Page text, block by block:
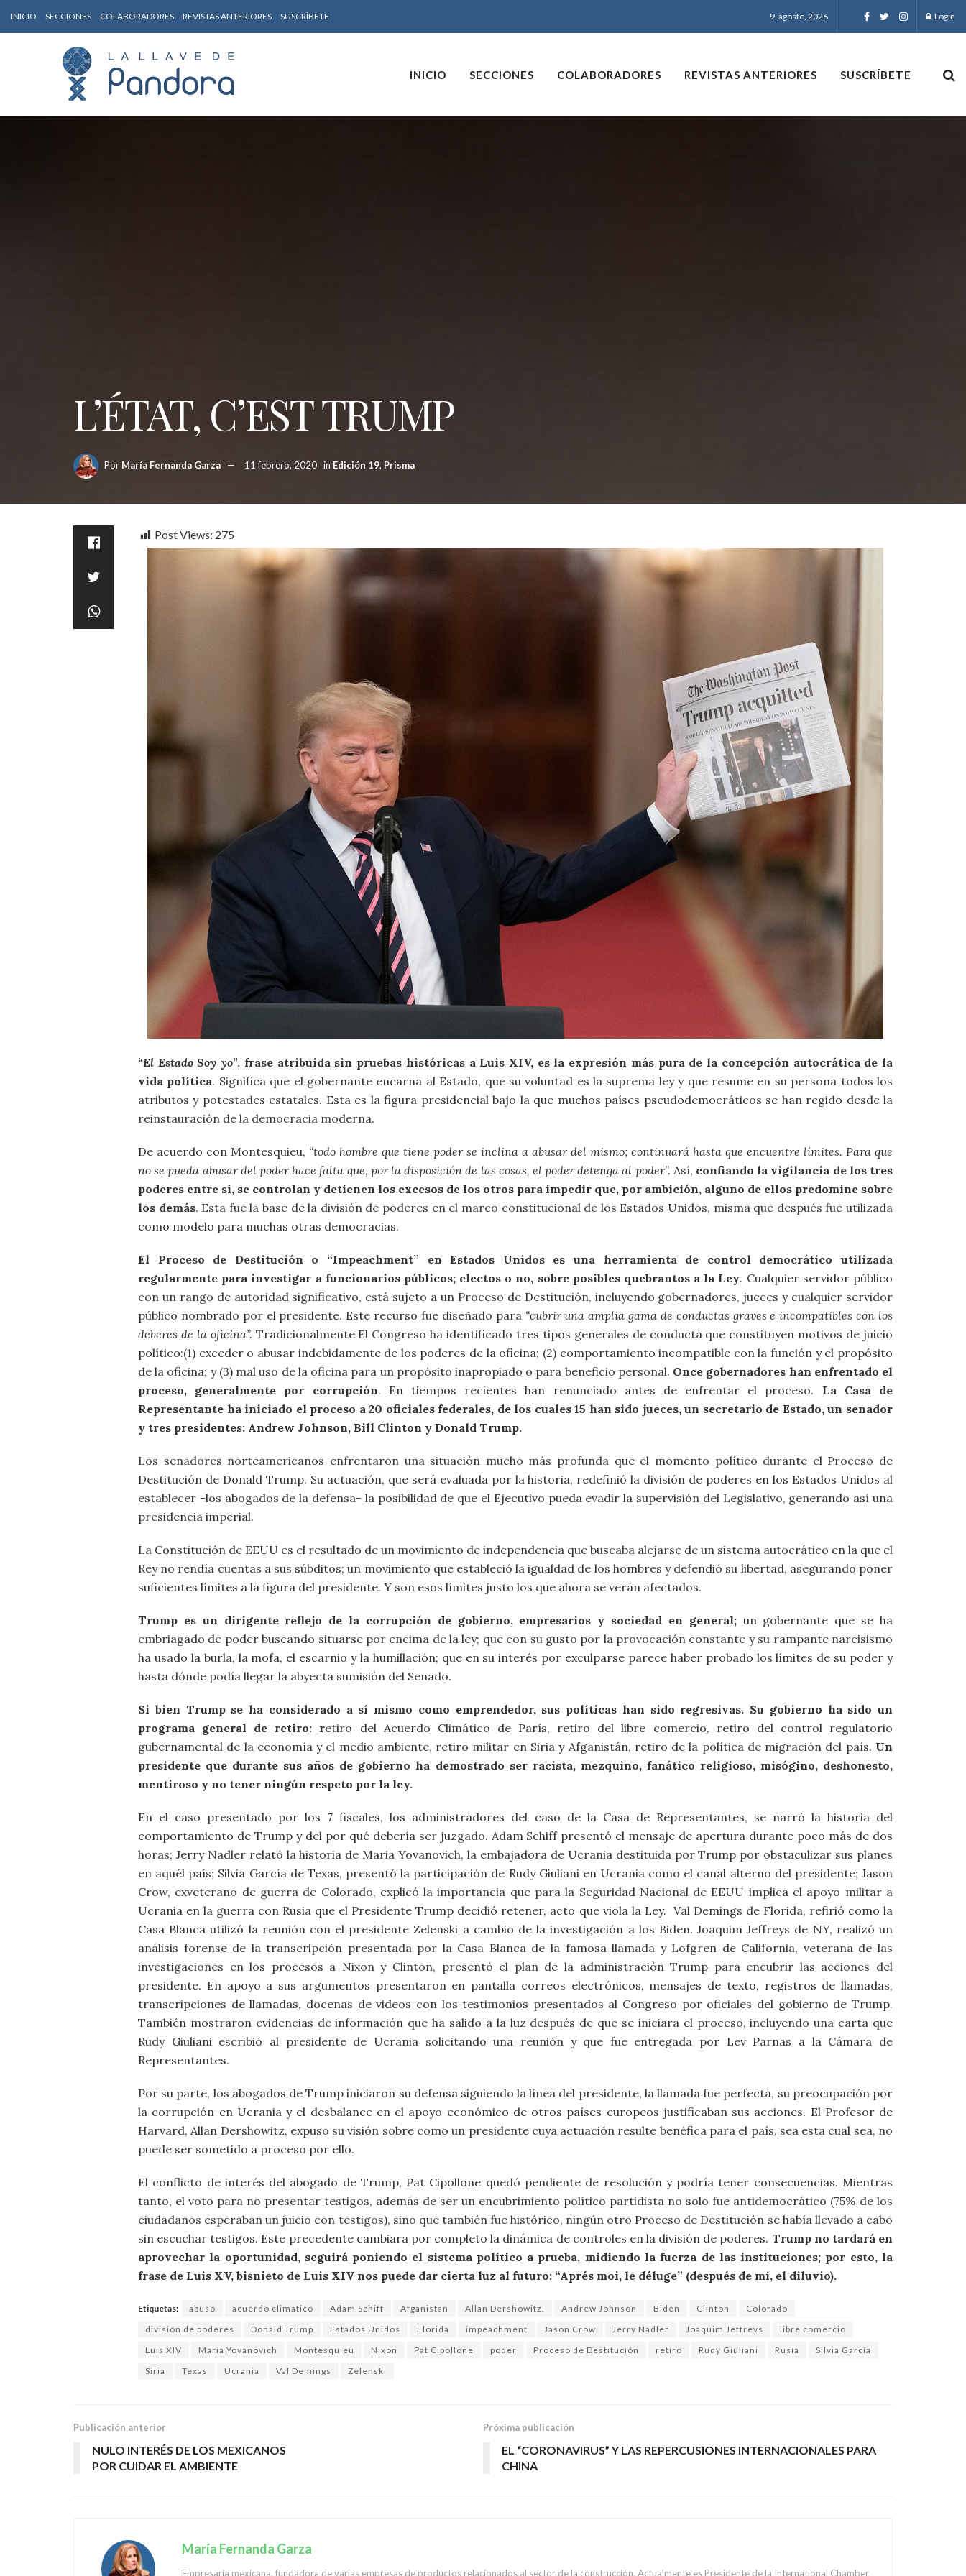
INICIO SECCIONES COLABORADORES REVISTAS ANTERIORES SUSCRÍBETE 9, agosto, 2026 Login
INICIO SECCIONES COLABORADORES REVISTAS ANTERIORES SUSCRÍBETE
L’ÉTAT, C’EST TRUMP
Por María Fernanda Garza 11 febrero, 2020 in Edición 19, Prisma
Post Views: 275
“El Estado Soy yo”, frase atribuida sin pruebas históricas a Luis XIV, es la expresión más pura de la concepción autocrática de la
vida política. Significa que el gobernante encarna al Estado, que su voluntad es la suprema ley y que resume en su persona todos los
atributos y potestades estatales. Esta es la figura presidencial bajo la que muchos países pseudodemocráticos se han regido desde la
reinstauración de la democracia moderna.
De acuerdo con Montesquieu, “todo hombre que tiene poder se inclina a abusar del mismo; continuará hasta que encuentre límites. Para que
no se pueda abusar del poder hace falta que, por la disposición de las cosas, el poder detenga al poder”. Así, confiando la vigilancia de los tres
poderes entre sí, se controlan y detienen los excesos de los otros para impedir que, por ambición, alguno de ellos predomine sobre
los demás. Esta fue la base de la división de poderes en el marco constitucional de los Estados Unidos, misma que después fue utilizada
como modelo para muchas otras democracias.
El Proceso de Destitución o “Impeachment” en Estados Unidos es una herramienta de control democrático utilizada
regularmente para investigar a funcionarios públicos; electos o no, sobre posibles quebrantos a la Ley. Cualquier servidor público
con un rango de autoridad significativo, está sujeto a un Proceso de Destitución, incluyendo gobernadores, jueces y cualquier servidor
público nombrado por el presidente. Este recurso fue diseñado para “cubrir una amplia gama de conductas graves e incompatibles con los
deberes de la oficina”. Tradicionalmente El Congreso ha identificado tres tipos generales de conducta que constituyen motivos de juicio
político:(1) exceder o abusar indebidamente de los poderes de la oficina; (2) comportamiento incompatible con la función y el propósito
de la oficina; y (3) mal uso de la oficina para un propósito inapropiado o para beneficio personal. Once gobernadores han enfrentado el
proceso, generalmente por corrupción. En tiempos recientes han renunciado antes de enfrentar el proceso. La Casa de
Representante ha iniciado el proceso a 20 oficiales federales, de los cuales 15 han sido jueces, un secretario de Estado, un senador
y tres presidentes: Andrew Johnson, Bill Clinton y Donald Trump.
Los senadores norteamericanos enfrentaron una situación mucho más profunda que el momento político durante el Proceso de
Destitución de Donald Trump. Su actuación, que será evaluada por la historia, redefinió la división de poderes en los Estados Unidos al
establecer -los abogados de la defensa- la posibilidad de que el Ejecutivo pueda evadir la supervisión del Legislativo, generando así una
presidencia imperial.
La Constitución de EEUU es el resultado de un movimiento de independencia que buscaba alejarse de un sistema autocrático en la que el
Rey no rendía cuentas a sus súbditos; un movimiento que estableció la igualdad de los hombres y defendió su libertad, asegurando poner
suficientes límites a la figura del presidente. Y son esos límites justo los que ahora se verán afectados.
Trump es un dirigente reflejo de la corrupción de gobierno, empresarios y sociedad en general;un gobernante que se ha
embriagado de poder buscando situarse por encima de la ley; que con su gusto por la provocación constante y su rampante narcisismo
ha usado la burla, la mofa, el escarnio y la humillación; que en su interés por exculparse parece haber probado los límites de su poder y
hasta dónde podía llegar la abyecta sumisión del Senado.
Si bien Trump se ha considerado a sí mismo como emprendedor, sus políticas han sido regresivas. Su gobierno ha sido un
programa general de retiro: retiro del Acuerdo Climático de París, retiro del libre comercio, retiro del control regulatorio
gubernamental de la economía y el medio ambiente, retiro militar en Siria y Afganistán, retiro de la política de migración del país. Un
presidente que durante sus años de gobierno ha demostrado ser racista, mezquino, fanático religioso, misógino, deshonesto,
mentiroso y no tener ningún respeto por la ley.
En el caso presentado por los 7 fiscales, los administradores del caso de la Casa de Representantes, se narró la historia del
comportamiento de Trump y del por qué debería ser juzgado. Adam Schiff presentó el mensaje de apertura durante poco más de dos
horas; Jerry Nadler relató la historia de Maria Yovanovich, la embajadora de Ucrania destituida por Trump por obstaculizar sus planes
en aquél país; Silvia García de Texas, presentó la participación de Rudy Giuliani en Ucrania como el canal alterno del presidente; Jason
Crow, exveterano de guerra de Colorado, explicó la importancia que para la Seguridad Nacional de EEUU implica el apoyo militar a
Ucrania en la guerra con Rusia que el Presidente Trump decidió retener, acto que viola la Ley. Val Demings de Florida, refirió como la
Casa Blanca utilizó la reunión con el presidente Zelenski a cambio de la investigación a los Biden. Joaquim Jeffreys de NY, realizó un
análisis forense de la transcripción presentada por la Casa Blanca de la famosa llamada y Lofgren de California, veterana de las
investigaciones en los procesos a Nixon y Clinton, presentó el plan de la administración Trump para encubrir las acciones del
presidente. En apoyo a sus argumentos presentaron en pantalla correos electrónicos, mensajes de texto, registros de llamadas,
transcripciones de llamadas, docenas de videos con los testimonios presentados al Congreso por oficiales del gobierno de Trump.
También mostraron evidencias de información que ha salido a la luz después de que se iniciara el proceso, incluyendo una carta que
Rudy Giuliani escribió al presidente de Ucrania solicitando una reunión y que fue entregada por Lev Parnas a la Cámara de
Representantes.
Por su parte, los abogados de Trump iniciaron su defensa siguiendo la línea del presidente, la llamada fue perfecta, su preocupación por
la corrupción en Ucrania y el desbalance en el apoyo económico de otros países europeos justificaban sus acciones. El Profesor de
Harvard, Allan Dershowitz, expuso su visión sobre como un presidente cuya actuación resulte benéfica para el país, sea esta cual sea, no
puede ser sometido a proceso por ello.
El conflicto de interés del abogado de Trump, Pat Cipollone quedó pendiente de resolución y podría tener consecuencias. Mientras
tanto, el voto para no presentar testigos, además de ser un encubrimiento político partidista no solo fue antidemocrático (75% de los
ciudadanos esperaban un juicio con testigos), sino que también fue histórico, ningún otro Proceso de Destitución se había llevado a cabo
sin escuchar testigos. Este precedente cambiara por completo la dinámica de controles en la división de poderes. Trump no tardará en
aprovechar la oportunidad, seguirá poniendo el sistema político a prueba, midiendo la fuerza de las instituciones; por esto, la
frase de Luis XV, bisnieto de Luis XIV nos puede dar cierta luz al futuro: “Aprés moi, le déluge” (después de mí, el diluvio).
Etiquetas: abuso acuerdo climático Adam Schiff Afganistán Allan Dershowitz. Andrew Johnson Biden Clinton
Colorado
división de poderes
Donald Trump Estados Unidos Florida impeachment Jason Crow Jerry Nadler Joaquim Jeffreys
libre comercio
Luis XIV
Maria Yovanovich Montesquieu Nixon Pat Cipollone poder Proceso de Destitución retiro Rudy Giuliani Rusia
Silvia García
Siria
Texas Ucrania Val Demings Zelenski
Publicación anterior
NULO INTERÉS DE LOS MEXICANOS
POR CUIDAR EL AMBIENTE
Próxima publicación
EL “CORONAVIRUS” Y LAS REPERCUSIONES INTERNACIONALES PARA
CHINA
María Fernanda Garza
Empresaria mexicana, fundadora de varias empresas de productos relacionados al sector de la construcción. Actualmente es Presidente de la International Chamber